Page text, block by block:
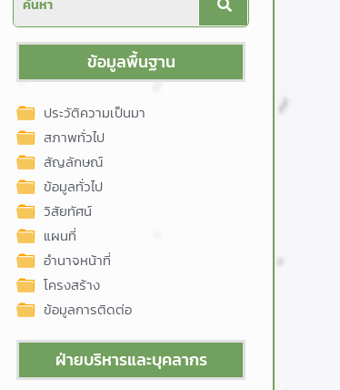
ข้อมูลพื้นฐาน
ประวัติความเป็นมา
สภาพทั่วไป
สัญลักษณ์
ข้อมูลทั่วไป
วิสัยทัศน์
แผนที่
อำนาจหน้าที่
โครงสร้าง
ข้อมูลการติดต่อ
ฝ่ายบริหารและบุคลากร